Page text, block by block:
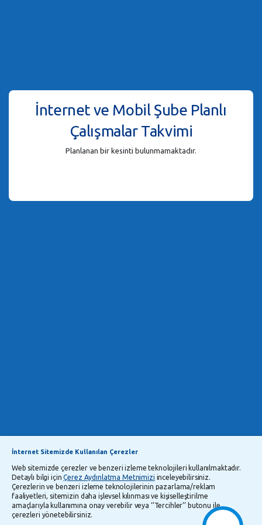
İnternet ve Mobil Şube Planlı
Çalışmalar Takvimi
Planlanan bir kesinti bulunmamaktadır.
İnternet Sitemizde Kullanılan Çerezler
Web sitemizde çerezler ve benzeri izleme teknolojileri kullanılmaktadır.
Detaylı bilgi içinÇerez Aydınlatma Metnimizi inceleyebilirsiniz.
Çerezlerin ve benzeri izleme teknolojilerinin pazarlama/reklam
faaliyetleri, sitemizin daha işlevsel kılınması ve kişiselleştirilme
amaçlarıyla kullanımına onay verebilir veya ‘’Tercihler’’ butonu ile
çerezleri yönetebilirsiniz.